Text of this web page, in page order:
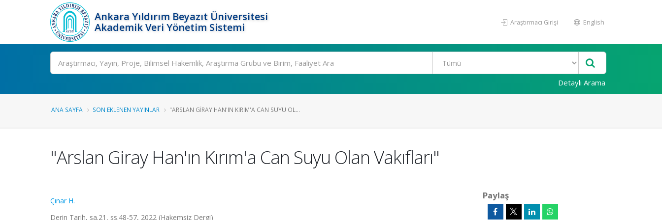
Ankara Yıldırım Beyazıt Üniversitesi
Akademik Veri Yönetim Sistemi
Araştırmacı Girişi English
Ara
Detaylı Arama
ANA SAYFA SON EKLENEN YAYINLAR "ARSLAN GIRAY HAN'IN KIRIM'A CAN SUYU OL...
"Arslan Giray Han'ın Kırım'a Can Suyu Olan Vakıfları"
Çınar H.
Derin Tarih, sa.21, ss.48-57, 2022 (Hakemsiz Dergi)
Paylaş